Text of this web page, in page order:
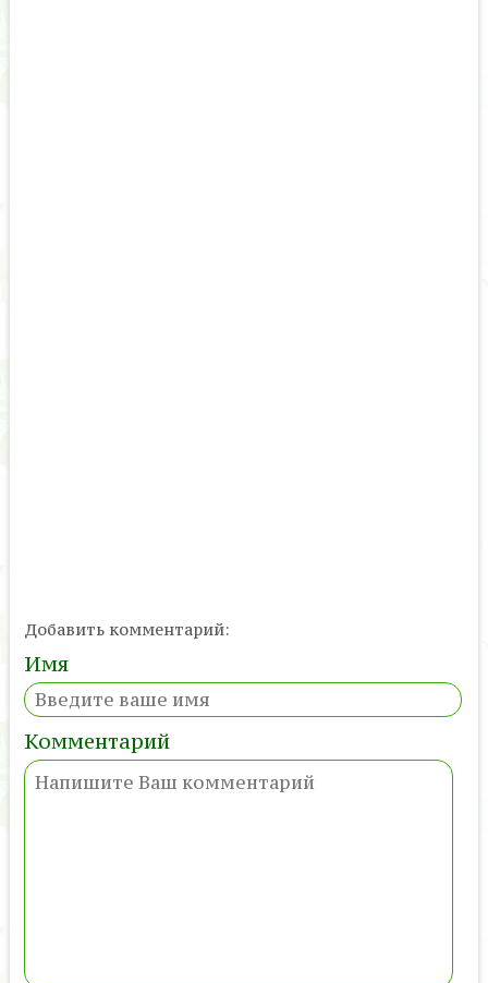
Добавить комментарий:
Имя
Комментарий